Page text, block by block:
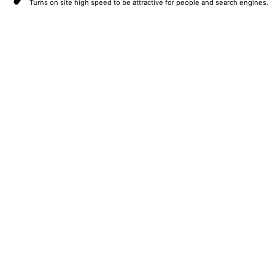
Turns on site high speed to be attractive for people and search engines.